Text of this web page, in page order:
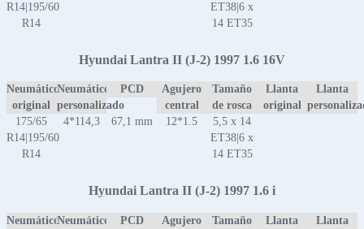
R14|195/60
R14
ET38|6 x
14 ET35
Hyundai Lantra II (J-2) 1997 1.6 16V
Neumático
original
Neumático
personalizado
PCD
Agujero
central
Tamaño
de rosca
Llanta
original
Llanta
175/65
R14|195/60
R14
4*114,3 67,1 mm 12*1.5
5,5 x 14
ET38|6 x
14 ET35
Hyundai Lantra II (J-2) 1997 1.6 i
NeumáticoNeumático
PCD
Agujero
Tamaño
Llanta
Llanta